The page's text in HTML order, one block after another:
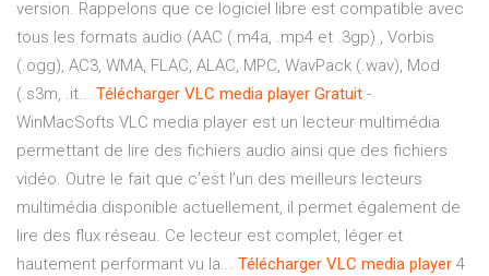
version. Rappelons que ce logiciel libre est compatible avec
tous les formats audio (AAC (.m4a, .mp4 et .3gp) , Vorbis
(.ogg), AC3, WMA, FLAC, ALAC, MPC, WavPack (.wav), Mod
(.s3m, .it... Télécharger VLC media player Gratuit -
WinMacSofts VLC media player est un lecteur multimédia
permettant de lire des fichiers audio ainsi que des fichiers
vidéo. Outre le fait que c’est l’un des meilleurs lecteurs
multimédia disponible actuellement, il permet également de
lire des flux réseau. Ce lecteur est complet, léger et
hautement performant vu la... Télécharger VLC media player 4